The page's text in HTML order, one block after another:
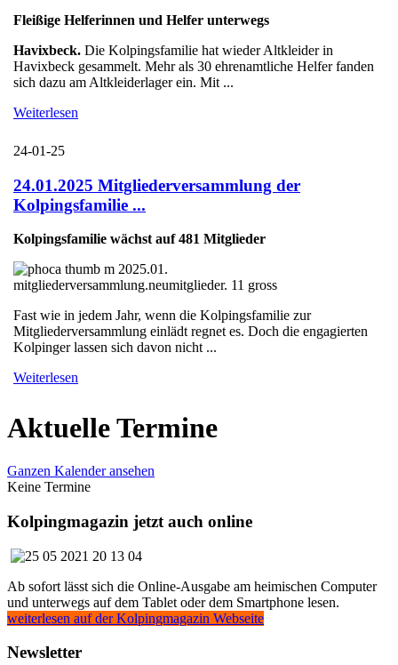
Fleißige Helferinnen und Helfer unterwegs
Havixbeck. Die Kolpingsfamilie hat wieder Altkleider in
Havixbeck gesammelt. Mehr als 30 ehrenamtliche Helfer fanden
sich dazu am Altkleiderlager ein. Mit ...
Weiterlesen
24-01-25
24.01.2025 Mitgliederversammlung der
Kolpingsfamilie ...
Kolpingsfamilie wächst auf 481 Mitglieder
Fast wie in jedem Jahr, wenn die Kolpingsfamilie zur
Mitgliederversammlung einlädt regnet es. Doch die engagierten
Kolpinger lassen sich davon nicht ...
Weiterlesen
Aktuelle Termine
Ganzen Kalender ansehen
Keine Termine
Kolpingmagazin jetzt auch online
Ab sofort lässt sich die Online-Ausgabe am heimischen Computer
und unterwegs auf dem Tablet oder dem Smartphone lesen.
weiterlesen auf der Kolpingmagazin Webseite
Newsletter